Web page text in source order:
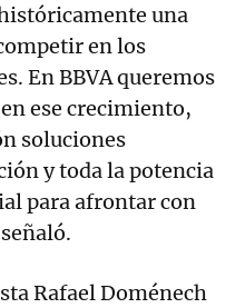
una
en los
En BBVA queremos
ese crecimiento,
soluciones
y toda la potencia
para afrontar con
Rafael Doménech